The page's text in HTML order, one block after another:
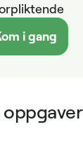
i gang